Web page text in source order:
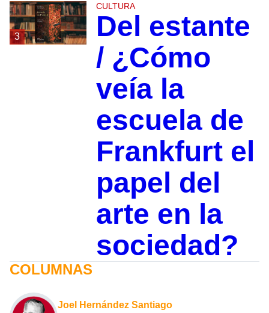
3
CULTURA
Del estante
/ ¿Cómo
veía la
escuela de
Frankfurt el
papel del
arte en la
sociedad?
COLUMNAS
Joel Hernández Santiago